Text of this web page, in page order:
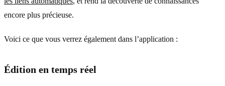
encore plus précieuse.
Voici ce que vous verrez également dans l’application :
Édition en temps réel